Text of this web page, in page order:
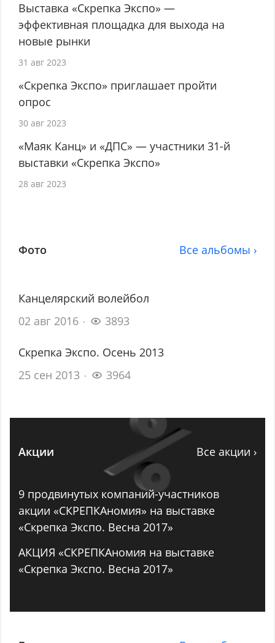
Выставка «Скрепка Экспо» —
эффективная площадка для выхода на
новые рынки
31 авг 2023
«Скрепка Экспо» приглашает пройти
опрос
30 авг 2023
«Маяк Канц» и «ДПС» — участники 31-й
выставки «Скрепка Экспо»
28 авг 2023
Фото Все альбомы ›
Канцелярский волейбол
02 авг 2016
3893
Скрепка Экспо. Осень 2013
25 сен 2013
3964
Акции Все акции ›
9 продвинутых компаний-участников
акции «СКРЕПКАномия» на выставке
«Скрепка Экспо. Весна 2017»
АКЦИЯ «СКРЕПКАномия на выставке
«Скрепка Экспо. Весна 2017»